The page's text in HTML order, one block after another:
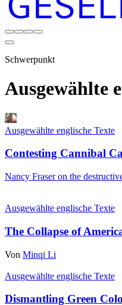
Schwerpunkt
Ausgewählte
Ausgewählte englische Texte
Contesting Cannibal
Nancy Fraser on the
Ausgewählte englische Texte
The Collapse of
Von Minqi Li
Ausgewählte englische Texte
Dismantling Green